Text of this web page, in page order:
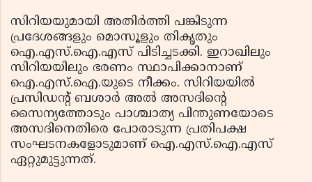
സിറിയയുമായി അതിര്‍ത്തി പങ്കിടുന്ന
പ്രദേശങ്ങളും മൊസൂളും തികൃതും
ഐ.എസ്.ഐ.എസ് പിടിച്ചടക്കി. ഇറാഖിലും
സിറിയയിലും ഭരണം സ്ഥാപിക്കാനാണ്
ഐ.എസ്.ഐ.യുടെ നീക്കം. സിറിയയില്‍
പ്രസിഡന്റ് ബശാര്‍ അല്‍ അസദിന്റെ
സൈന്യത്തോടും പാശ്ചാത്യ പിന്തുണയോടെ
അസദിനെതിരെ പോരാടുന്ന പ്രതിപക്ഷ
സംഘടനകളോടുമാണ് ഐ.എസ്.ഐ.എസ്
ഏറ്റുമുട്ടുന്നത്.